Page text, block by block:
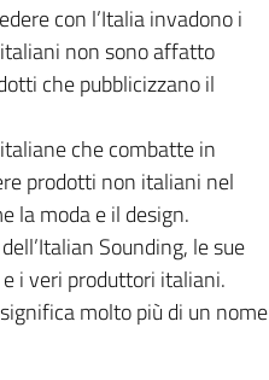
con l’Italia invadono i
non sono affatto
che pubblicizzano il
che combatte in
prodotti non italiani nel
la moda e il design.
Sounding, le sue
i veri produttori italiani.
molto più di un nome